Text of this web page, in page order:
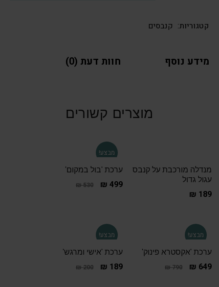
קטגוריות: קנבסים
מידע נוסף חוות דעת (0)
מוצרים קשורים
מנדלה מורכבת על קנבס
עגול גדול
₪ 189
מבצע!
ערכת 'בול במקום'
₪530 ₪ 499
מבצע!
ערכת 'אקסטרא פינוק'
₪790 ₪ 649
מבצע!
ערכת 'אישי ומרגש'
₪200 ₪ 189